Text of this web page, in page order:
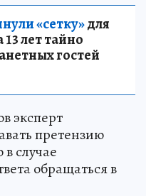
«сетку»для
лет тайно
гостей
эксперт
претензию
случае
обращаться в